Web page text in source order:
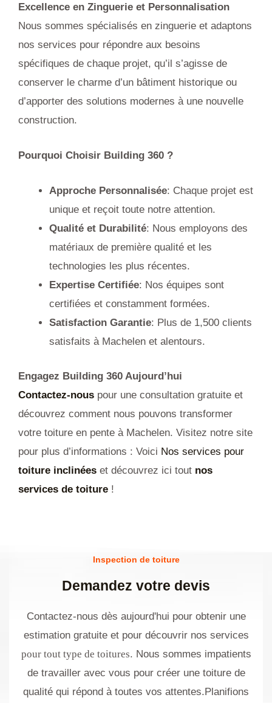
Excellence en Zinguerie et Personnalisation
Nous sommes spécialisés en zinguerie et adaptons
nos services pour répondre aux besoins
spécifiques de chaque projet, qu’il s’agisse de
conserver le charme d’un bâtiment historique ou
d’apporter des solutions modernes à une nouvelle
construction.
Pourquoi Choisir Building 360 ?
Approche Personnalisée: Chaque projet est
unique et reçoit toute notre attention.
Qualité et Durabilité: Nous employons des
matériaux de première qualité et les
technologies les plus récentes.
Expertise Certifiée: Nos équipes sont
certifiées et constamment formées.
Satisfaction Garantie: Plus de 1,500 clients
satisfaits à Machelen et alentours.
Engagez Building 360 Aujourd’hui
Contactez-nous pour une consultation gratuite et
découvrez comment nous pouvons transformer
votre toiture en pente à Machelen. Visitez notre site
pour plus d’informations : Voici Nos services pour
toiture inclinées et découvrez ici tout nos
services de toiture !
Inspection de toiture
Demandez votre devis
Contactez-nous dès aujourd'hui pour obtenir une
estimation gratuite et pour découvrir nos services
pour tout type de toitures. Nous sommes impatients
de travailler avec vous pour créer une toiture de
qualité qui répond à toutes vos attentes.Planifions